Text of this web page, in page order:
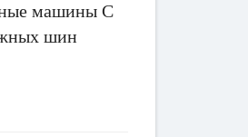
машины С
шин